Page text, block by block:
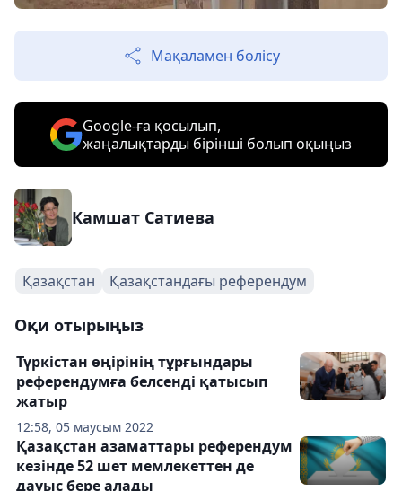
Мақаламен бөлісу
Google-ға қосылып,
жаңалықтарды бірінші болып оқыңыз
Камшат Сатиева
Қазақстан Қазақстандағы референдум
Оқи отырыңыз
12:58, 05 маусым 2022
Түркістан өңірінің тұрғындары
референдумға белсенді қатысып
жатыр
Қазақстан азаматтары референдум
кезінде 52 шет мемлекеттен де
дауыс бере алады